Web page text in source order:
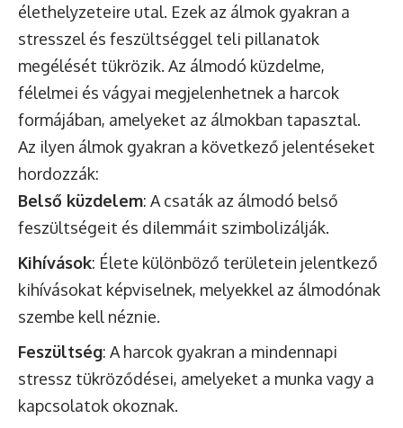
élethelyzeteire utal. Ezek az álmok gyakran a
stresszel és feszültséggel teli pillanatok
megélését tükrözik. Az álmodó küzdelme,
félelmei és vágyai megjelenhetnek a harcok
formájában, amelyeket az álmokban tapasztal.
Az ilyen álmok gyakran a következő jelentéseket
hordozzák:
Belső küzdelem: A csaták az álmodó belső
feszültségeit és dilemmáit szimbolizálják.
Kihívások: Élete különböző területein jelentkező
kihívásokat képviselnek, melyekkel az álmodónak
szembe kell néznie.
Feszültség: A harcok gyakran a mindennapi
stressz tükröződései, amelyeket a munka vagy a
kapcsolatok okoznak.